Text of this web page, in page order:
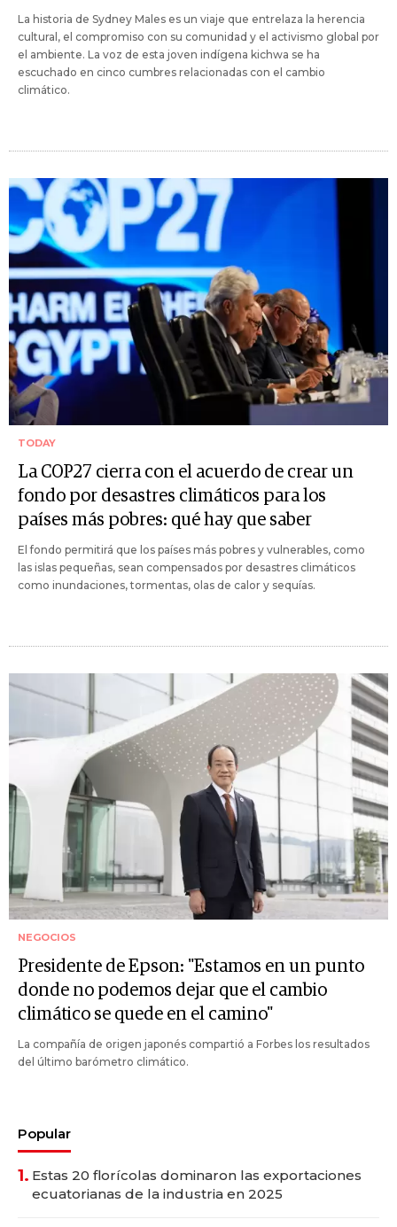
La historia de Sydney Males es un viaje que entrelaza la herencia
cultural, el compromiso con su comunidad y el activismo global por
el ambiente. La voz de esta joven indígena kichwa se ha
escuchado en cinco cumbres relacionadas con el cambio
climático.
TODAY
La COP27 cierra con el acuerdo de crear un
fondo por desastres climáticos para los
países más pobres: qué hay que saber
El fondo permitirá que los países más pobres y vulnerables, como
las islas pequeñas, sean compensados por desastres climáticos
como inundaciones, tormentas, olas de calor y sequías.
NEGOCIOS
Presidente de Epson: "Estamos en un punto
donde no podemos dejar que el cambio
climático se quede en el camino"
La compañía de origen japonés compartió a Forbes los resultados
del último barómetro climático.
Popular
1. Estas 20 florícolas dominaron las exportaciones
ecuatorianas de la industria en 2025